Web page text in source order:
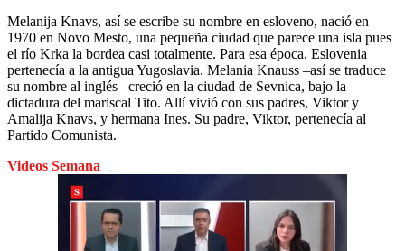
Melanija Knavs, así se escribe su nombre en esloveno, nació en
1970 en Novo Mesto, una pequeña ciudad que parece una isla pues
el río Krka la bordea casi totalmente. Para esa época, Eslovenia
pertenecía a la antigua Yugoslavia. Melania Knauss –así se traduce
su nombre al inglés– creció en la ciudad de Sevnica, bajo la
dictadura del mariscal Tito. Allí vivió con sus padres, Viktor y
Amalija Knavs, y hermana Ines. Su padre, Viktor, pertenecía al
Partido Comunista.
Videos Semana